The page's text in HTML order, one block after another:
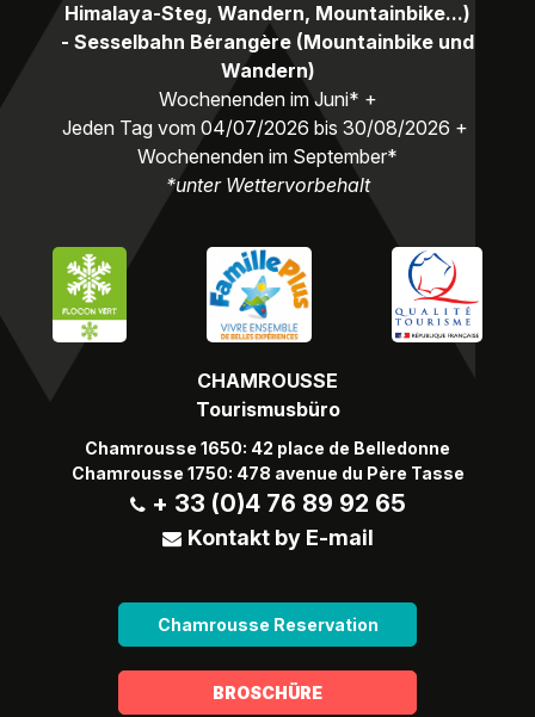
CHAMROUSSE
Tourismusbüro
Chamrousse 1650: 42 place de Belledonne
Chamrousse 1750: 478 avenue du Père Tasse
+ 33 (0)4 76 89 92 65
Kontakt by E-mail
Chamrousse Reservation
Himalaya-Steg, Wandern, Mountainbike...)
- Sesselbahn Bérangère (Mountainbike und
Wandern)
Wochenenden im Juni* +
Jeden Tag vom 04/07/2026 bis 30/08/2026 +
Wochenenden im September*
*unter Wettervorbehalt
BROSCHÜRE